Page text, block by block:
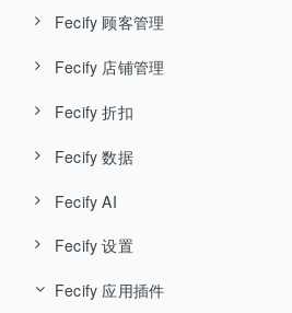
Fecify 宝塔中如何开启下载器
Fecify 安装，升级问题
Fecify 系统设置
Fecify 店铺防关联
Fecify 账户体系
Fecify 待处理订单列表和导出
Fecify 订单取消
Fecify 订单发货
Fecify 订单收货
Fecify 发起订单售后
Fecify 未完成订单
Fecify 未完成订单列表
Fecify 订单召回邮件
Fecify 售后订单
Fecify 售后-退款退货
Fecify 商品管理
Fecify 商品专辑
Fecify 商品回收站
Fecify 商品导入导出
Fecify 顾客管理
Fecify 顾客列表
Fecify 顾客留言
Fecify 店铺管理
Fecify 店铺主题装修
Fecify 店铺装修详细
Fecify 菜单导航
Fecify 自定义页面
Fecify URL重定向
Fecify 折扣
Fecify 优惠券
Fecify 数据
Fecify 订单分析
Fecify 商品分析
Fecify 顾客统计
Fecify AI
Fecify AI智能体
Fecify 网站体检
Fecify 设置
Fecify 基础设置
Fecify 应用插件